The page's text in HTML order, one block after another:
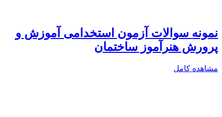
نمونه سوالات آزمون استخدامی آموزش و
پرورش هنرآموز ساختمان
مشاهده کامل